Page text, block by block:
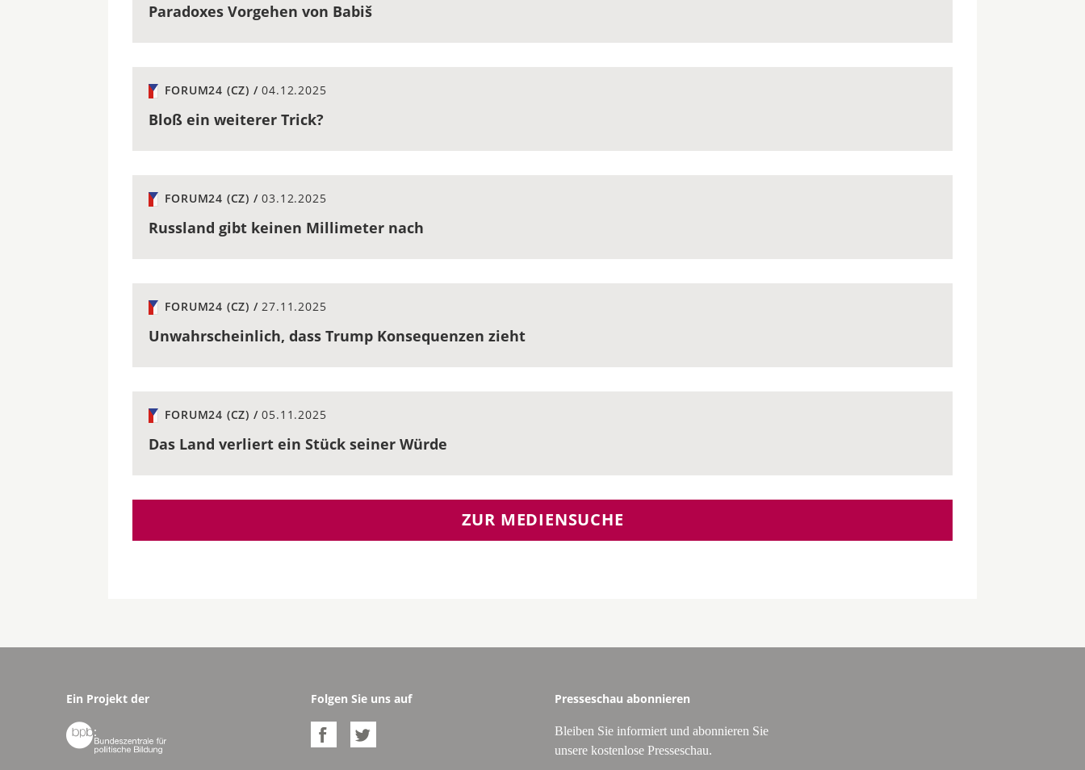
Paradoxes Vorgehen von Babiš
FORUM24 (CZ) /04.12.2025
Bloß ein weiterer Trick?
FORUM24 (CZ) /03.12.2025
Russland gibt keinen Millimeter nach
FORUM24 (CZ) /27.11.2025
Unwahrscheinlich, dass Trump Konsequenzen zieht
FORUM24 (CZ) /05.11.2025
Das Land verliert ein Stück seiner Würde
ZUR MEDIENSUCHE
Ein Projekt der

Folgen Sie uns auf
 
Presseschau abonnieren
Bleiben Sie informiert und abonnieren Sie
unsere kostenlose Presseschau.